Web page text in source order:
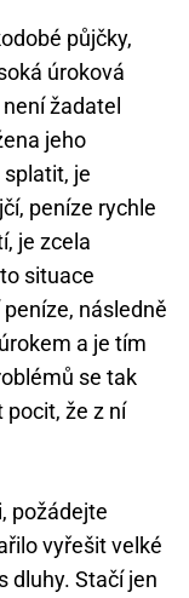
půjčky,
úroková
žadatel
jeho
je
peníze rychle
je zcela
situace
následně
a je tím
se tak
že z ní
požádejte
vyřešit velké
dluhy. Stačí jen